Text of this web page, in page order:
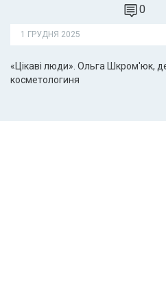
0
1 ГРУДНЯ 2025
«Цікаві люди». Ольга Шкром'юк,
косметологиня